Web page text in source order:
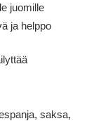
juomille
ja helppo
saksa,